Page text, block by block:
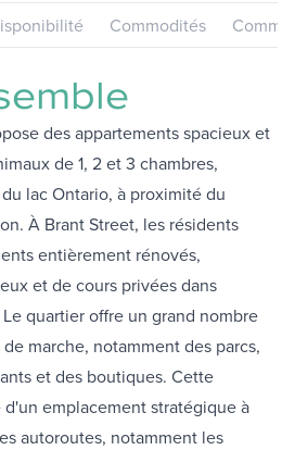
Commodités
des appartements spacieux et
de 1, 2 et 3 chambres,
lac Ontario, à proximité du
À Brant Street, les résidents
entièrement rénovés,
et de cours privées dans
quartier offre un grand nombre
marche, notamment des parcs,
et des boutiques. Cette
emplacement stratégique à
autoroutes, notamment les